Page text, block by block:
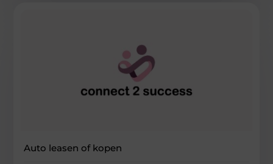
Auto leasen of kopen